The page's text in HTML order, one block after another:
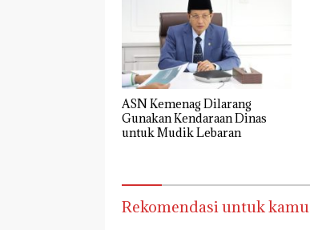
ASN Kemenag Dilarang
Gunakan Kendaraan Dinas
untuk Mudik Lebaran
Rekomendasi untuk kamu